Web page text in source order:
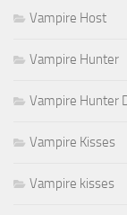
Vampire Host
Vampire Hunter
Vampire Hunter
Vampire Kisses
Vampire kisses